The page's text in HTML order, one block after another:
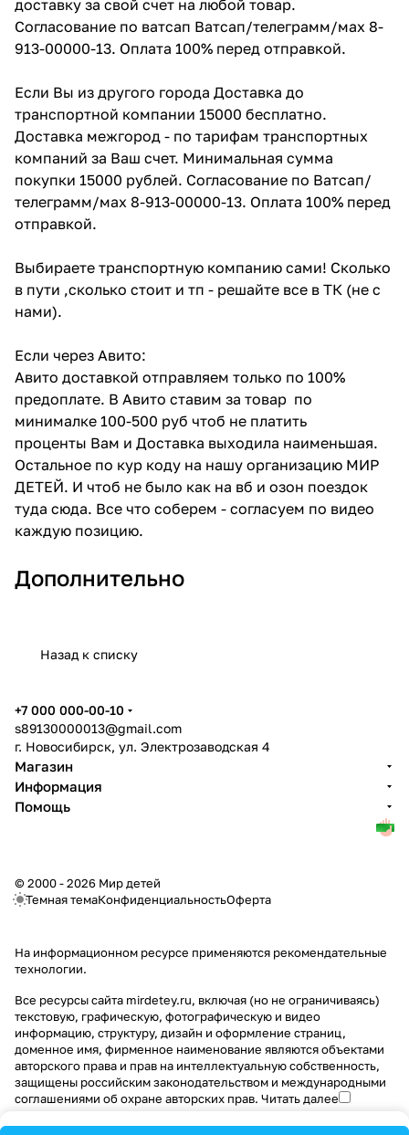
доставку за свой счет на любой товар.
Согласование по ватсап Ватсап/телеграмм/мах 8-
913-00000-13. Оплата 100% перед отправкой.
Если Вы из другого города Доставка до
транспортной компании 15000 бесплатно.
Доставка межгород - по тарифам транспортных
компаний за Ваш счет. Минимальная сумма
покупки 15000 рублей. Согласование по Ватсап/
телеграмм/мах 8-913-00000-13. Оплата 100% перед
отправкой.
Выбираете транспортную компанию сами! Сколько
в пути ,сколько стоит и тп - решайте все в ТК (не с
нами).
Если через Авито:
Авито доставкой отправляем только по 100%
предоплате. В Авито ставим за товар по
минималке 100-500 руб чтоб не платить
проценты Вам и Доставка выходила наименьшая.
Остальное по кур коду на нашу организацию МИР
ДЕТЕЙ. И чтоб не было как на вб и озон поездок
туда сюда. Все что соберем - согласуем по видео
каждую позицию.
Дополнительно
Назад к списку
+7 000 000-00-10
s89130000013@gmail.com
г. Новосибирск, ул. Электрозаводская 4
Магазин
Информация
Помощь
© 2000 - 2026 Мир детей
Темная темаКонфиденциальностьОферта
На информационном ресурсе применяются рекомендательные
технологии.
Все ресурсы сайта mirdetey.ru, включая (но не ограничиваясь)
текстовую, графическую, фотографическую и видео
информацию, структуру, дизайн и оформление страниц,
доменное имя, фирменное наименование являются объектами
авторского права и прав на интеллектуальную собственность,
защищены российским законодательством и международными
соглашениями об охране авторских прав. Читать далее